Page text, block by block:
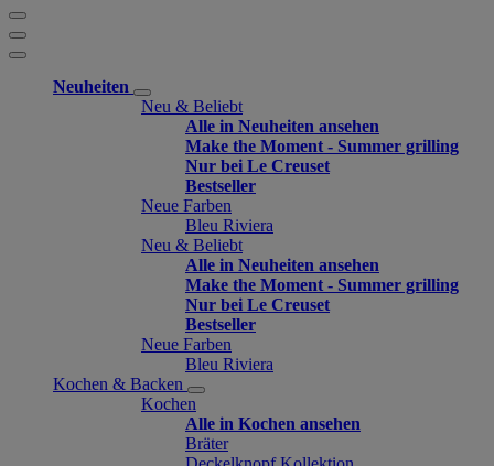
Neuheiten
Neu & Beliebt
Alle in Neuheiten ansehen
Make the Moment - Summer grilling
Nur bei Le Creuset
Bestseller
Neue Farben
Bleu Riviera
Neu & Beliebt
Alle in Neuheiten ansehen
Make the Moment - Summer grilling
Nur bei Le Creuset
Bestseller
Neue Farben
Bleu Riviera
Kochen & Backen
Kochen
Alle in Kochen ansehen
Bräter